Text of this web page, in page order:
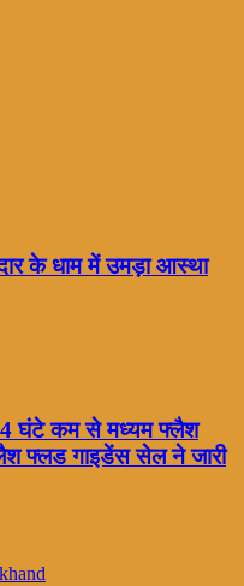
के धाम में उमड़ा आस्था
घंटे कम से मध्यम फ्लैश
फ्लड गाइडेंस सेल ने जारी